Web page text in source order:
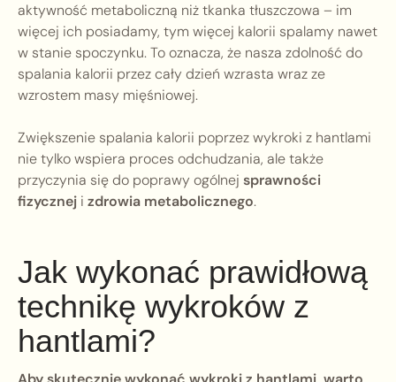
aktywność metaboliczną niż tkanka tłuszczowa – im
więcej ich posiadamy, tym więcej kalorii spalamy nawet
w stanie spoczynku. To oznacza, że nasza zdolność do
spalania kalorii przez cały dzień wzrasta wraz ze
wzrostem masy mięśniowej.
Zwiększenie spalania kalorii poprzez wykroki z hantlami
nie tylko wspiera proces odchudzania, ale także
przyczynia się do poprawy ogólnej sprawności
fizycznej i zdrowia metabolicznego.
Jak wykonać prawidłową
technikę wykroków z
hantlami?